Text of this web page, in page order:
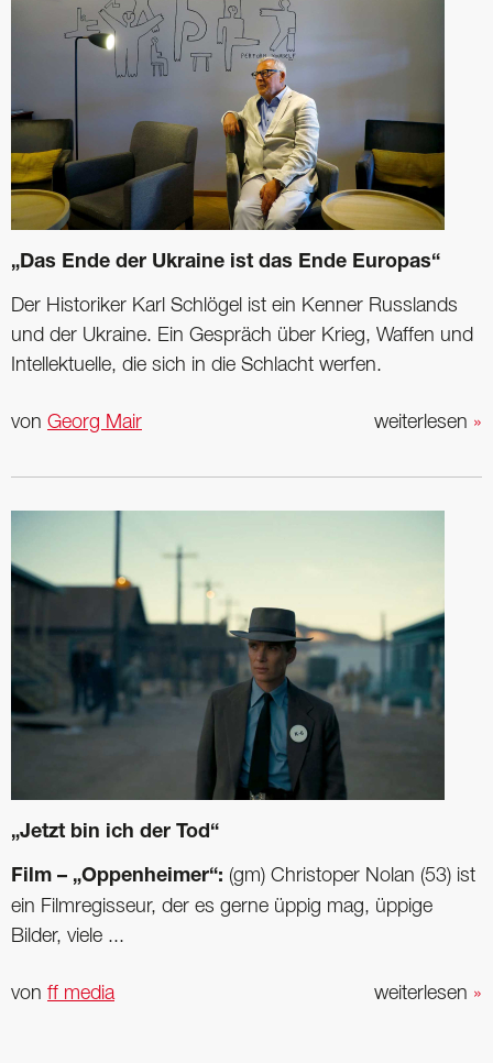
„Das Ende der Ukraine ist das Ende Europas“
Der Historiker Karl Schlögel ist ein Kenner Russlands
und der Ukraine. Ein Gespräch über Krieg, Waffen und
Intellektuelle, die sich in die Schlacht werfen.
weiterlesen »
von Georg Mair
„Jetzt bin ich der Tod“
Film – „Oppenheimer“: (gm) Christoper Nolan (53) ist
ein Filmregisseur, der es gerne üppig mag, üppige
Bilder, viele ...
weiterlesen »
von ff media